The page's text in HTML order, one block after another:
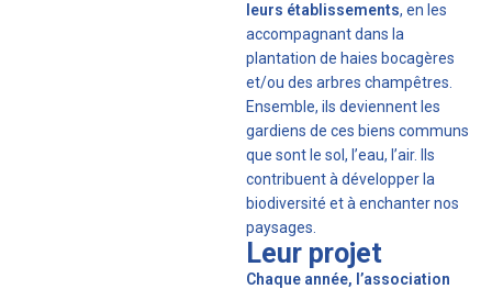
leurs établissements, en les
accompagnant dans la
plantation de haies bocagères
et/ou des arbres champêtres.
Ensemble, ils deviennent les
gardiens de ces biens communs
que sont le sol, l’eau, l’air. Ils
contribuent à développer la
biodiversité et à enchanter nos
paysages.
Leur projet
Chaque année, l’association